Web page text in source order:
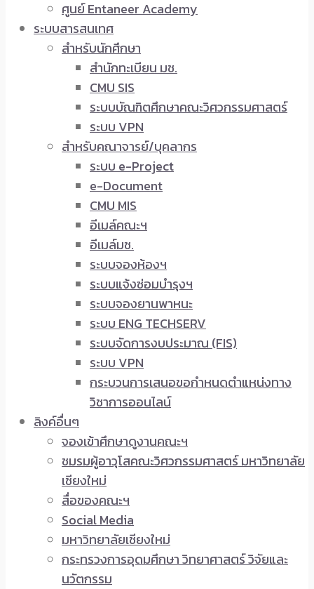
ศูนย์ Entaneer Academy
ระบบสารสนเทศ
สำหรับนักศึกษา
สำนักทะเบียน มช.
CMU SIS
ระบบบัณฑิตศึกษาคณะวิศวกรรมศาสตร์
ระบบ VPN
สำหรับคณาจารย์/บุคลากร
ระบบ e-Project
e-Document
CMU MIS
อีเมล์คณะฯ
อีเมล์มช.
ระบบจองห้องฯ
ระบบแจ้งซ่อมบำรุงฯ
ระบบจองยานพาหนะ
ระบบ ENG TECHSERV
ระบบจัดการงบประมาณ (FIS)
ระบบ VPN
กระบวนการเสนอขอกำหนดตำแหน่งทาง
วิชาการออนไลน์
ลิงค์อื่นๆ
จองเข้าศึกษาดูงานคณะฯ
ชมรมผู้อาวุโสคณะวิศวกรรมศาสตร์ มหาวิทยาลัย
เชียงใหม่
สื่อของคณะฯ
Social Media
มหาวิทยาลัยเชียงใหม่
กระทรวงการอุดมศึกษา วิทยาศาสตร์ วิจัยและ
นวัตกรรม